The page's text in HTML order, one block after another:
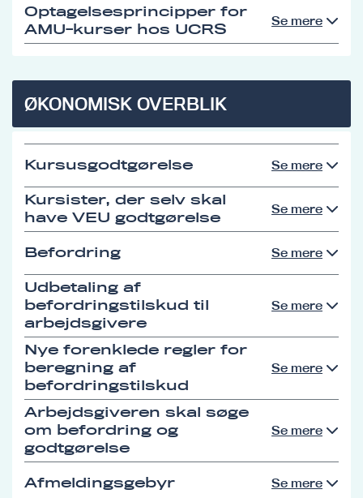
Optagelsesprincipper for
AMU-kurser hos UCRS
Se mere
ØKONOMISK OVERBLIK
Kursusgodtgørelse Se mere
Kursister, der selv skal
have VEU godtgørelse
Se mere
Befordring Se mere
Udbetaling af
befordringstilskud til
arbejdsgivere
Se mere
Nye forenklede regler for
beregning af
befordringstilskud
Se mere
Arbejdsgiveren skal søge
om befordring og
godtgørelse
Se mere
Afmeldingsgebyr Se mere